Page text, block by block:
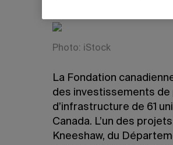
Photo: iStock
La Fondation
des investissements de
d’infrastructure de 61
Canada. L’un des
Kneeshaw, du